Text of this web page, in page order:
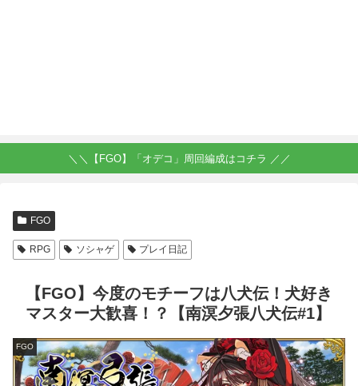
＼＼【FGO】「オデコ」周回編成はコチラ ／／
FGO
RPG ソシャゲ プレイ日記
【FGO】今度のモチーフは八犬伝！犬好き
マスター大歓喜！？【南溟夕張八犬伝#1】
FGO